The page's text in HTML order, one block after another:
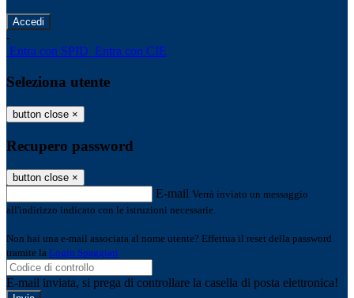
-
Entra con SPID Entra con CIE
Seleziona utente
button close ×
Recupero password
button close ×
E-mail Verrà inviato un messaggio
all'indirizzo indicato con le istruzioni necessarie.
Non hai una e-mail associata al nome utente? Effettua il reset della password
tramite la Login Spaggiari
E-mail inviata, si prega di controllare la casella di posta elettronica!